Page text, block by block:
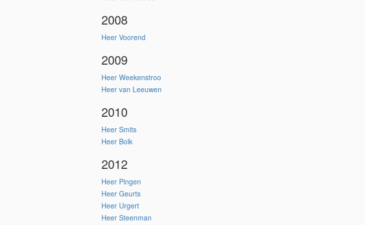
2008
Heer Voorend
2009
Heer Weekenstroo
Heer van Leeuwen
2010
Heer Smits
Heer Bolk
2012
Heer Pingen
Heer Geurts
Heer Urgert
Heer Steenman